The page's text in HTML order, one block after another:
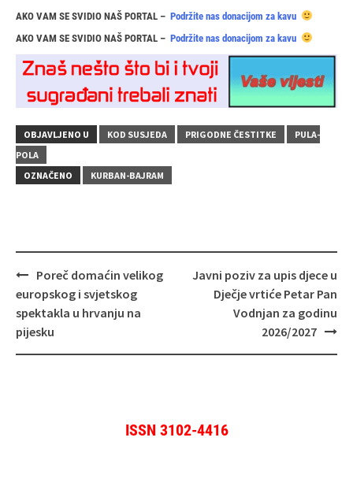
AKO VAM SE SVIDIO NAŠ PORTAL – Podržite nas donacijom za kavu
AKO VAM SE SVIDIO NAŠ PORTAL – Podržite nas donacijom za kavu
OBJAVLJENO U KOD SUSJEDA PRIGODNE ČESTITKE
PULA-
POLA
OZNAČENO
KURBAN-BAJRAM
Navigacija
objava
Poreč domaćin velikog
europskog i svjetskog
spektakla u hrvanju na
pijesku
Javni poziv za upis djece u
Dječje vrtiće Petar Pan
Vodnjan za godinu
2026/2027
ISSN 3102-4416